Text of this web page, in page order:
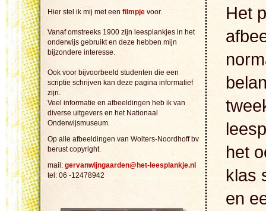
Hier stel ik mij met een filmpje voor.
Vanaf omstreeks 1900 zijn leesplankjes in het
onderwijs gebruikt en deze hebben mijn
bijzondere interesse.
Ook voor bijvoorbeeld studenten die een
scriptie schrijven kan deze pagina informatief
zijn.
Veel informatie en afbeeldingen heb ik van
diverse uitgevers en het Nationaal
Onderwijsmuseum.
Op alle afbeeldingen van Wolters-Noordhoff bv
berust copyright.
mail: gervanwijngaarden@het-leesplankje.nl
tel: 06 -12478942
Het
het
klas
en